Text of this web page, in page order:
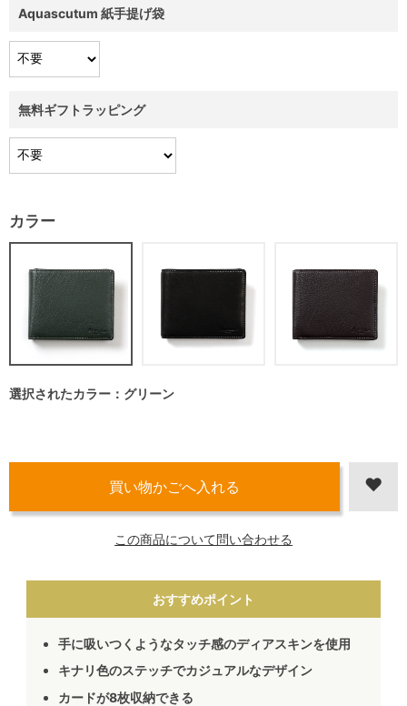
Aquascutum 紙手提げ袋
無料ギフトラッピング
カラー
選択されたカラー：グリーン
この商品について問い合わせる
おすすめポイント
手に吸いつくようなタッチ感のディアスキンを使用
キナリ色のステッチでカジュアルなデザイン
カードが8枚収納できる